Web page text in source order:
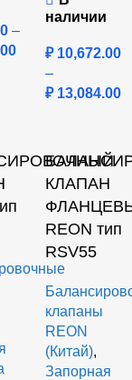
–
наличии
₽10,672.00
–
₽13,084.00
КЛАПАН
REON тип
RSV55
клапаны
REON
(Китай),
Запорная